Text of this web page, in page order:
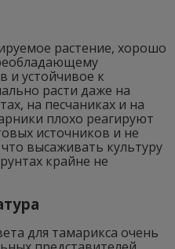
растение, хорошо
и устойчивое к
расти даже на
на песчаниках и на
плохо реагируют
источников и не
высаживать культуру
крайне не
для тамарикса очень